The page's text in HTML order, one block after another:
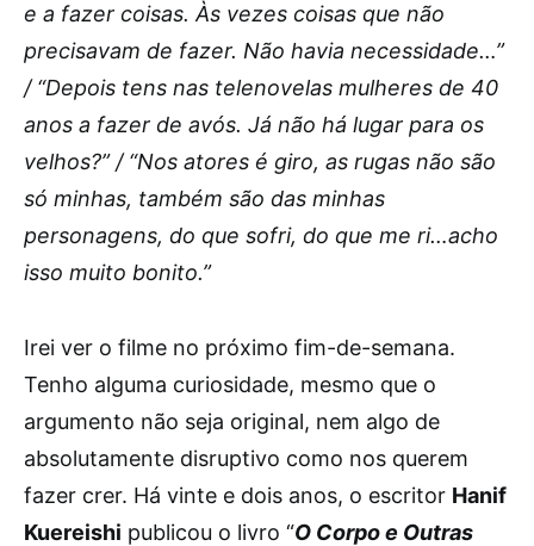
e a fazer coisas. Às vezes coisas que não
precisavam de fazer. Não havia necessidade…”
/ “Depois tens nas telenovelas mulheres de 40
anos a fazer de avós. Já não há lugar para os
velhos?” / “Nos atores é giro, as rugas não são
só minhas, também são das minhas
personagens, do que sofri, do que me ri…acho
isso muito bonito.”
Irei ver o filme no próximo fim-de-semana.
Tenho alguma curiosidade, mesmo que o
argumento não seja original, nem algo de
absolutamente disruptivo como nos querem
fazer crer. Há vinte e dois anos, o escritor Hanif
Kuereishi publicou o livro “O Corpo e Outras